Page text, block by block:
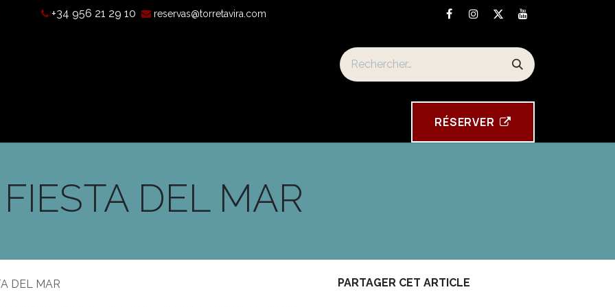
+34 956 21 29 10 reservas@torretavira.com
RÉSE​​​​RVER
FIESTA DEL MAR
DEL MAR PARTAGER CET ARTICLE